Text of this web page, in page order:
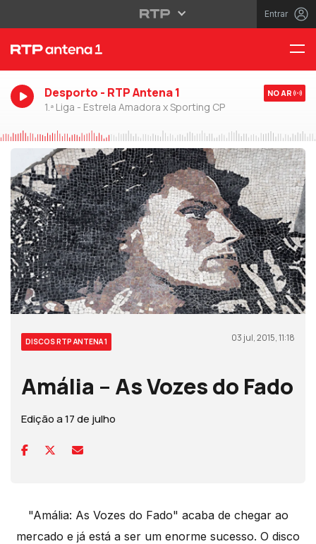
Entrar
Desporto - RTP Antena 1
1.ª Liga - Estrela Amadora x Sporting CP
NO AR
DISCOS RTP ANTENA 1 03 jul, 2015, 11:18
Amália – As Vozes do Fado
Edição a 17 de julho
"Amália: As Vozes do Fado" acaba de chegar ao
mercado e já está a ser um enorme sucesso. O disco